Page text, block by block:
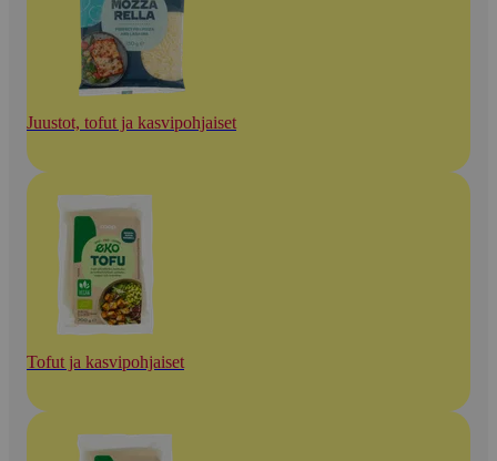
Juustot, tofut ja kasvipohjaiset
Tofut ja kasvipohjaiset